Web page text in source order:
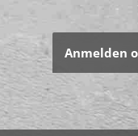
Anmelden